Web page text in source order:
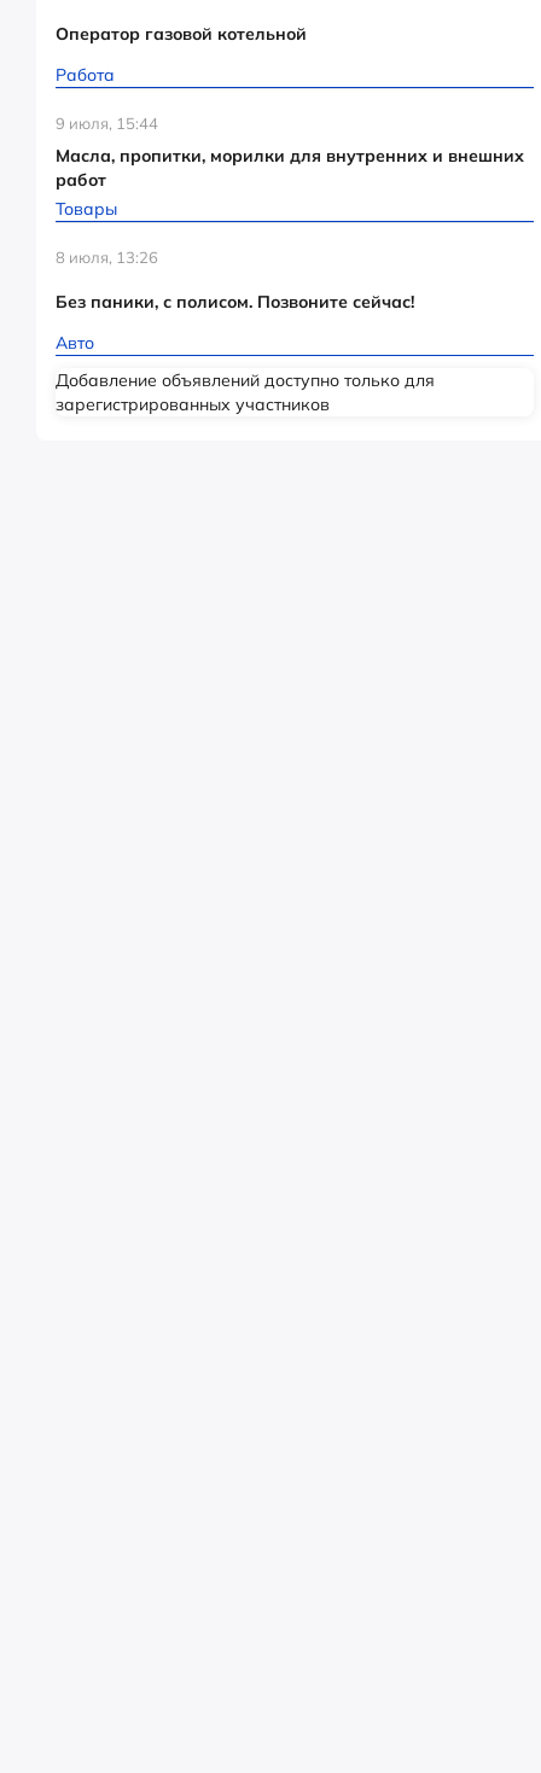
Оператор газовой котельной
Работа
9 июля, 15:44
Масла, пропитки, морилки для внутренних и внешних
работ
Товары
8 июля, 13:26
Без паники, с полисом. Позвоните сейчас!
Авто
Добавление объявлений доступно только для
зарегистрированных участников